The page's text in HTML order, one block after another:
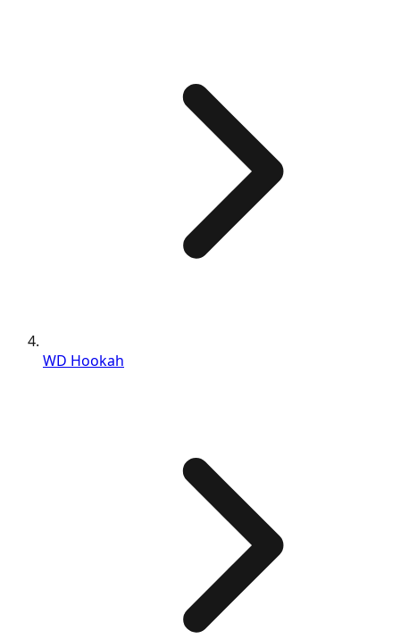
WD Hookah